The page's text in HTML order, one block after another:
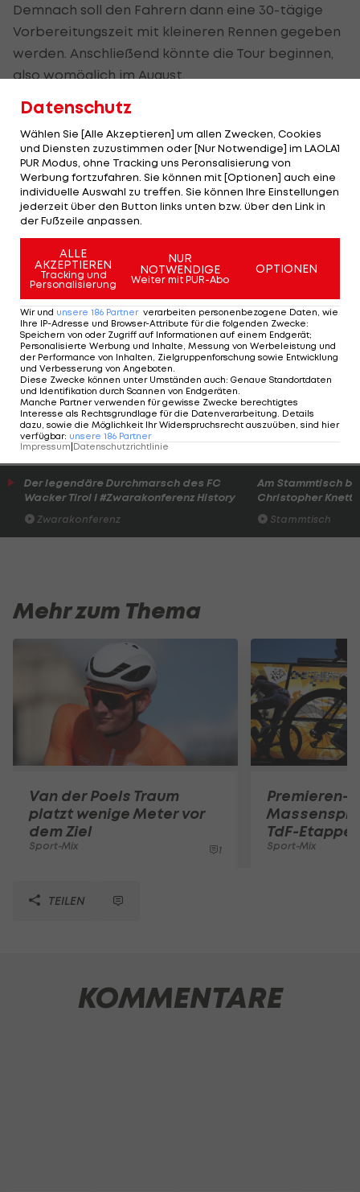
Demnach soll den Fahrern dann eine 30-tägige
Vorbereitungszeit mit kleineren Rennen gegeben
werden. Anschließend könnte die Tour beginnen,
also womöglich im August.
Termin für WM-Start soll halten
Der Start der Frankreich-Rundfahrt ist für den 27.
Juni in Nizza angesetzt und wird angesichts der
Ausbreitung des Coronavirus immer
unwahrscheinlicher. Die Tour-Organisatoren
wollen laut Di Rocco mit einer Entscheidung bis
zum 15. Mai warten. Auch eine Austragung ohne
Zuschauer gilt als eine Variante.
Ziel bei den Terminplanungen ist es, die drei
großen Rundfahrten (Tour, Giro d'Italia und Vuelta)
sowie die großen Ein-Tages-Klassiker wie Paris-
Roubaix durchzuführen. Der Weltverband betonte
indes, am WM-Beginn ab dem 20. September in
der Schweiz festhalten zu wollen.
Der legendäre Durchmarsch des FC
Wacker Tirol I #Zwarakonferenz History
Zwarakonferenz
Am Stammtisch
Christopher Knett
Stammtisch
Mehr zum Thema
Van der Poels Traum
platzt wenige Meter vor
dem Ziel
Sport-Mix 1
Premieren-
TdF-Etappe
Sport-Mix
TEILEN
KOMMENTARE
Datenschutz
Wählen Sie [Alle Akzeptieren] um allen Zwecken, Cookies
und Diensten zuzustimmen oder [Nur Notwendige] im LAOLA1
PUR Modus, ohne Tracking uns Peronsalisierung von
Werbung fortzufahren. Sie können mit [Optionen] auch eine
individuelle Auswahl zu treffen. Sie können Ihre Einstellungen
jederzeit über den Button links unten bzw. über den Link in
der Fußzeile anpassen.
ALLE
AKZEPTIEREN
Tracking und
Personalisierung
NUR
NOTWENDIGE
Weiter mit PUR-Abo
OPTIONEN
Wir und unsere 186 Partner verarbeiten personenbezogene Daten, wie
Ihre IP-Adresse und Browser-Attribute für die folgenden Zwecke:
Speichern von oder Zugriff auf Informationen auf einem Endgerät;
Personalisierte Werbung und Inhalte, Messung von Werbeleistung und
der Performance von Inhalten, Zielgruppenforschung sowie Entwicklung
und Verbesserung von Angeboten
Diese Zwecke können unter Umständen auch: Genaue Standortdaten
und Identifikation durch Scannen von Endgeräten
Manche Partner verwenden für gewisse Zwecke berechtigtes
Interesse als Rechtsgrundlage für die Datenverarbeitung. Details
dazu, sowie die Möglichkeit Ihr Widerspruchsrecht auszuüben, sind hier
verfügbar: unsere 186 Partner
Impressum|Datenschutzrichtlinie